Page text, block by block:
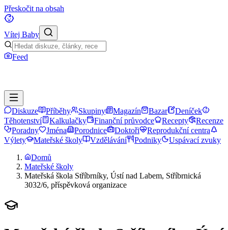
Přeskočit na obsah
Vítej Baby
Feed
Diskuze Příběhy Skupiny Magazín Bazar
Deníček
Těhotenství
Kalkulačky Finanční průvodce Recepty
Recenze
Poradny
Jména Porodnice Doktoři
Reprodukční centra
Výlety
Mateřské školy Vzdělávání Podniky
Uspávací zvuky
Domů
Mateřské školy
Mateřská škola Stříbrníky, Ústí nad Labem, Stříbrnická
3032/6, příspěvková organizace